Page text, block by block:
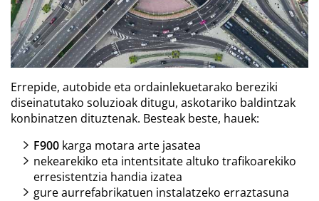
Errepide, autobide eta ordainlekuetarako bereziki
diseinatutako soluzioak ditugu, askotariko baldintzak
konbinatzen dituztenak. Besteak beste, hauek:
F900 karga motara arte jasatea
nekearekiko eta intentsitate altuko trafikoarekiko
erresistentzia handia izatea
gure aurrefabrikatuen instalatzeko erraztasuna